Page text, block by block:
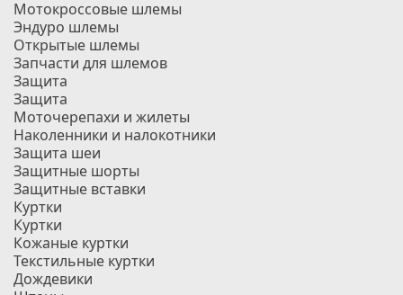
Мотокроссовые шлемы
Эндуро шлемы
Открытые шлемы
Запчасти для шлемов
Защита
Защита
Моточерепахи и жилеты
Наколенники и налокотники
Защита шеи
Защитные шорты
Защитные вставки
Куртки
Куртки
Кожаные куртки
Текстильные куртки
Дождевики